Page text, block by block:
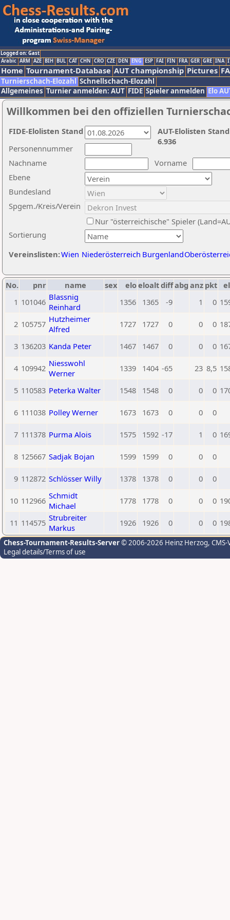
Logged on: Gast
Arabic ARM AZE BIH BUL CAT CHN CRO CZE DEN ENG ESP FAI FIN FRA GER GRE INA
Home Tournament-Database AUT championship Pictures
Turnierschach-Elozahl Schnellschach-Elozahl
Allgemeines Turnier anmelden: AUT FIDE Spieler anmelden Elo
Willkommen bei den offiziellen
Nachname
Vorname
Ebene
Sortierung
Personennummer
Bundesland
Spgem./Kreis/Verein
Nur "österreichische" Spieler
Vereinslisten:Wien Niederösterreich Burgenland
AUT-Elolisten
6.936
FIDE-Elolisten Stand
No. pnr name sex eloeloaltdiffabg anz pkt
1 101046 Blassnig
Reinhard
1356 1365 -9 1 0
2 105757 Hutzheimer
Alfred
1727 1727 0 0 0
3 136203 Kanda Peter 1467 1467 0 0 0
4 109942 Niesswohl
Werner
1339 1404 -65 23 8,5
5 110583 Peterka Walter 1548 1548 0 0 0
6 111038 Polley Werner 1673 1673 0 0 0
7 111378 Purma Alois 1575 1592 -17 1 0
8 125667 Sadjak Bojan 1599 1599 0 0 0
9 112872 Schlösser Willy 1378 1378 0 0 0
10 112966 Schmidt
Michael
1778 1778 0 0 0
11 114575 Strubreiter
Markus
1926 1926 0 0 0
Chess-Tournament-Results-Server© 2006-2026 Heinz Herzog,
Legal details/Terms of use